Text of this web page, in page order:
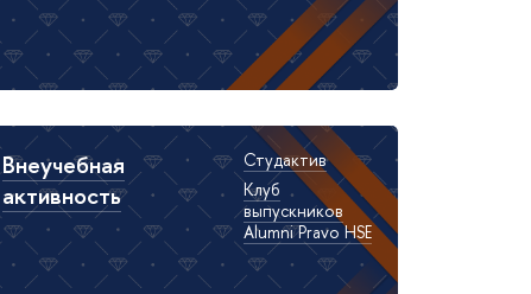
Внеучебная
активность
Студактив
Клуб
выпускников
Alumni Pravo HSE